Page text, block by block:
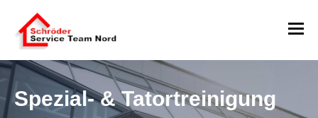
Spezial- & Tatortreinigung